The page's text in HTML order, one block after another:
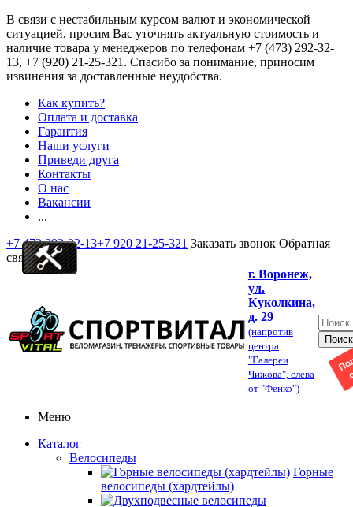
В связи с нестабильным курсом валют и экономической
ситуацией, просим Вас уточнять актуальную стоимость и
наличие товара у менеджеров по телефонам +7 (473) 292-32-
13, +7 (920) 21-25-321 . Спасибо за понимание, приносим
извинения за доставленные неудобства.
Как купить?
Оплата и доставка
Гарантия
Наши услуги
Приведи друга
Контакты
О нас
Вакансии
...
+7 473 292-32-13+7 920 21-25-321 Заказать звонок Обратная
связь
г. Воронеж,
ул.
Куколкина,
д. 29
(напротив
центра
"Галереи
Чижова", слева
от "Фенко")
Меню
Каталог
Велосипеды
Горные
велосипеды (хардтейлы)